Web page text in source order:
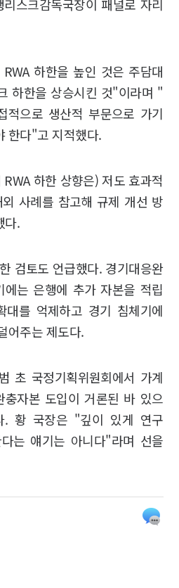
스크감독국장이 패널로 자리
하한을 높인 것은 주담대
하한을 상승시킨 것"이라며 "
적으로 생산적 부문으로 가기
한다"고 지적했다.
하한 상향은) 저도 효과적
사례를 참고해 규제 개선 방
다.
검토도 언급했다. 경기대응완
에는 은행에 추가 자본을 적립
를 억제하고 경기 침체기에
어주는 제도다.
초 국정기획위원회에서 가계
충자본 도입이 거론된 바 있으
. 황 국장은 "깊이 있게 연구
는 얘기는 아니다"라며 선을